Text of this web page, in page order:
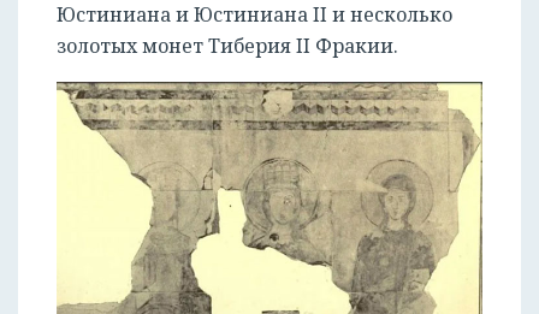
Юстиниана и Юстиниана II и несколько
золотых монет Тиберия II Фракии.